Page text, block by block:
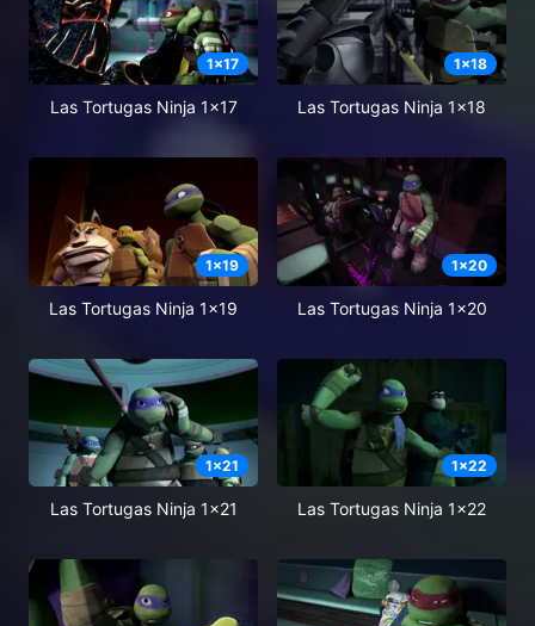
1x17
Las Tortugas Ninja 1x17
1x18
Las Tortugas Ninja 1x18
1x19
Las Tortugas Ninja 1x19
1x20
Las Tortugas Ninja 1x20
1x21
Las Tortugas Ninja 1x21
1x22
Las Tortugas Ninja 1x22